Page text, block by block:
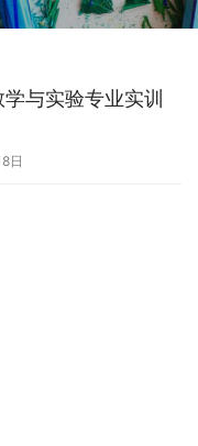
与实验专业实训
日